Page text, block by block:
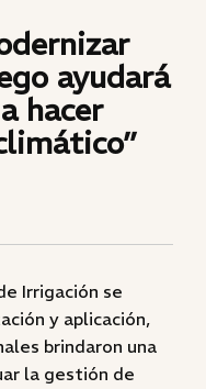
ayudará
hacer
Irrigación se
y aplicación,
brindaron una
la gestión de